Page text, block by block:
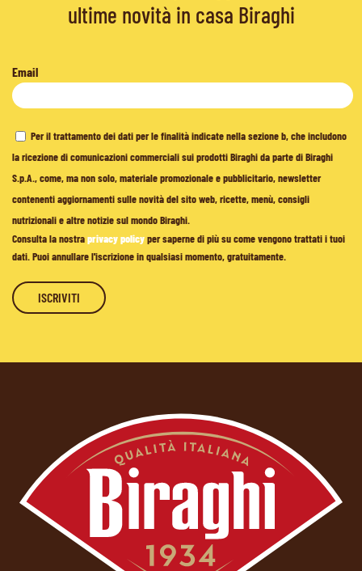
ultime novità in casa Biraghi
Email
Per il trattamento dei dati per le finalità indicate nella sezione b, che includono
la ricezione di comunicazioni commerciali sui prodotti Biraghi da parte di Biraghi
S.p.A., come, ma non solo, materiale promozionale e pubblicitario, newsletter
contenenti aggiornamenti sulle novità del sito web, ricette, menù, consigli
nutrizionali e altre notizie sul mondo Biraghi.
Consulta la nostraprivacy policyper saperne di più su come vengono trattati i tuoi
dati. Puoi annullare l'iscrizione in qualsiasi momento, gratuitamente.